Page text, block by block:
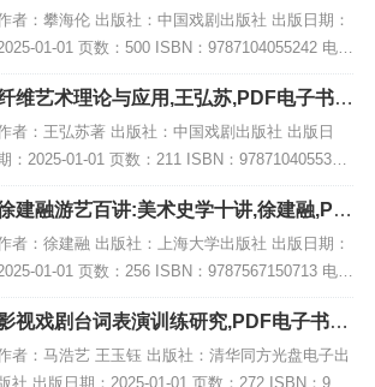
载,网盘资源
者：攀海伦 出版社：中国戏剧出版社 出版日期：
01-01 页数：500 ISBN：9787104055242 电子
大小：178MB [高清扫描版PDF格式] 内容简介 弦
演奏...
维艺术理论与应用,王弘苏,PDF电子书下
载,网盘资源
者：王弘苏著 出版社：中国戏剧出版社 出版日
：2025-01-01 页数：211 ISBN：9787104055334
子书大小：244MB [高清扫描版PDF格式] 内容简
该书结...
建融游艺百讲:美术史学十讲,徐建融,PD
F电子书网盘下载
者：徐建融 出版社：上海大学出版社 出版日期：
01-01 页数：256 ISBN：9787567150713 电子
大小：217MB [高清扫描版PDF格式] 内容简介 在
徐建...
视戏剧台词表演训练研究,PDF电子书下
载,网盘资源
者：马浩艺 王玉钰 出版社：清华同方光盘电子出
版社 出版日期：2025-01-01 页数：272 ISBN：978